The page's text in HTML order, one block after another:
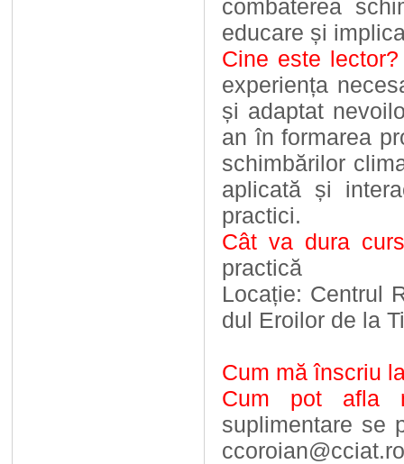
combaterea
educare și
Cine este lector?
experiența
și adaptat
an în formarea
schimbărilor
aplicată și
practici.
Cât va dura
practică
Locație: Centrul
dul Eroilor de la
Cum mă înscriu
Cum pot afla
suplimentare se